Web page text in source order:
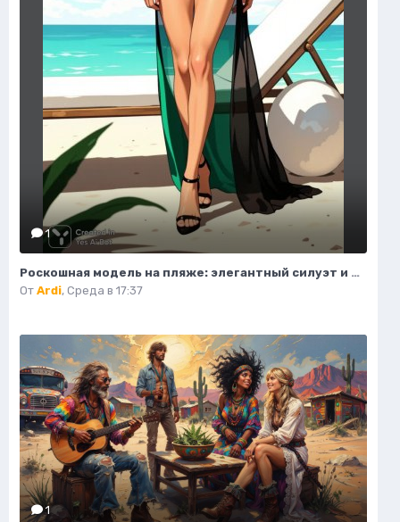
1
Роскошная модель на пляже: элегантный силуэт и изысканный стиль. Картинка из нейросети Flux.1
От Ardi, Среда в 17:37
1